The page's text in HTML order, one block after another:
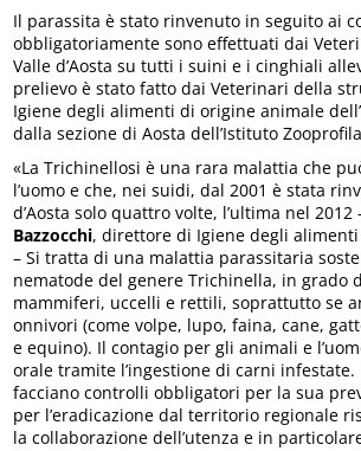
Il parassita è stato rinvenuto in seguito ai
obbligatoriamente sono effettuati dai
Valle d’Aosta su tutti i suini e i cinghiali
prelievo è stato fatto dai Veterinari della
Igiene degli alimenti di origine animale
dalla sezione di Aosta dell’Istituto
«La Trichinellosi è una rara malattia che
l’uomo e che, nei suidi, dal 2001 è stata
d’Aosta solo quattro volte, l’ultima nel 2012
Bazzocchi, direttore di Igiene degli
– Si tratta di una malattia parassitaria
nematode del genere Trichinella, in grado
mammiferi, uccelli e rettili, soprattutto se
onnivori (come volpe, lupo, faina, cane,
e equino). Il contagio per gli animali e
orale tramite l’ingestione di carni infestate.
facciano controlli obbligatori per la sua
per l’eradicazione dal territorio regionale
la collaborazione dell’utenza e in